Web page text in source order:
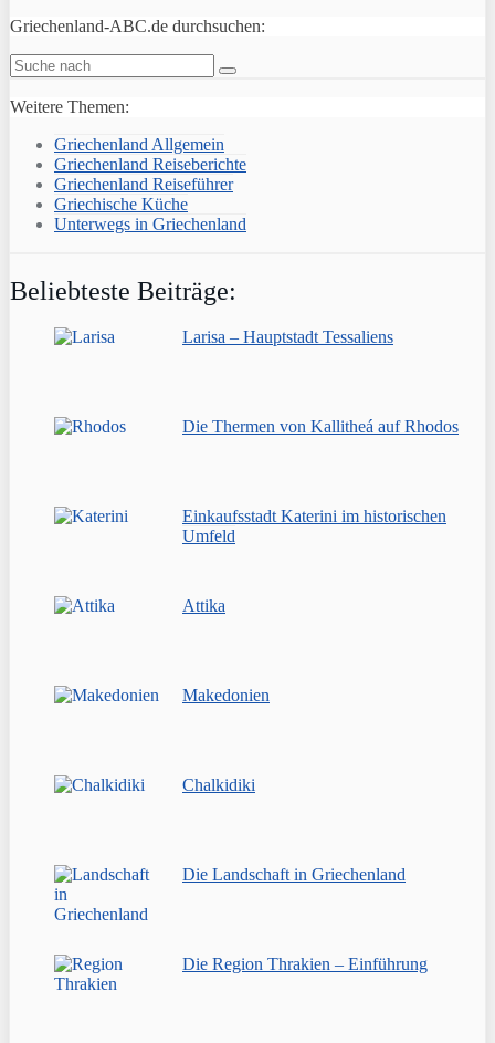
Griechenland-ABC.de durchsuchen:
Weitere Themen:
Griechenland Allgemein
Griechenland Reiseberichte
Griechenland Reiseführer
Griechische Küche
Unterwegs in Griechenland
Beliebteste Beiträge:
Larisa – Hauptstadt Tessaliens
Die Thermen von Kallitheá auf Rhodos
Einkaufsstadt Katerini im historischen
Umfeld
Attika
Makedonien
Chalkidiki
Die Landschaft in Griechenland
Die Region Thrakien – Einführung